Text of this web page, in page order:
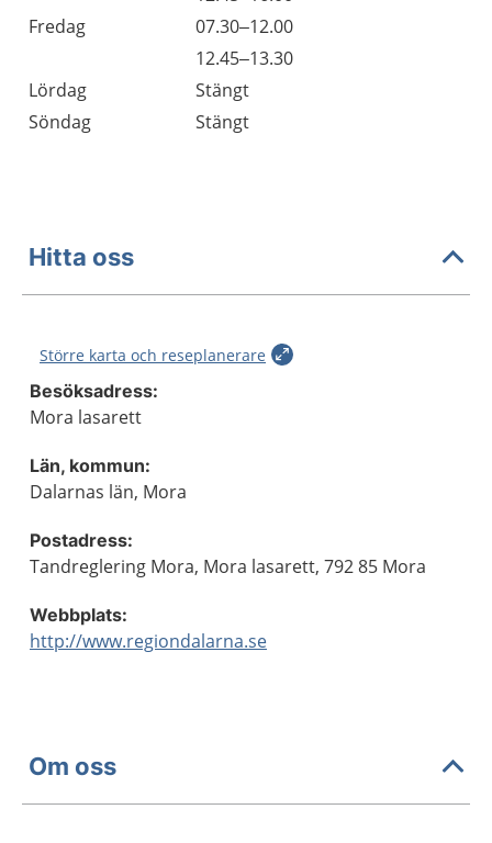
Fredag
07.30–12.00
12.45–13.30
Lördag
Stängt
Söndag
Stängt
Hitta oss
Större karta och reseplanerare
Besöksadress:
Mora lasarett
Län, kommun:
Dalarnas län, Mora
Postadress:
Tandreglering Mora, Mora lasarett, 792 85 Mora
Webbplats:
http://www.regiondalarna.se
Om oss